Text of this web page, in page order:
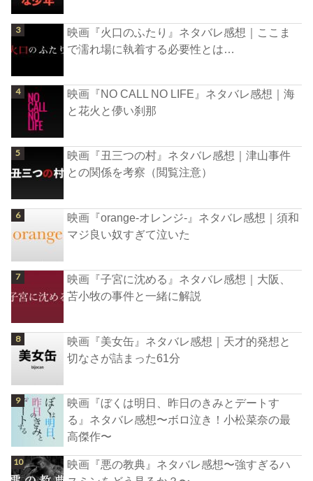
映画『火口のふたり』ネタバレ感想｜ここま
で濡れ場に執着する必要性とは…
映画『NO CALL NO LIFE』ネタバレ感想｜海
と花火と儚い刹那
映画『丑三つの村』ネタバレ感想｜津山事件
との関係を考察（閲覧注意）
映画『orange-オレンジ-』ネタバレ感想｜須和
マジ良い奴すぎて泣いた
映画『子宮に沈める』ネタバレ感想｜大阪、
苫小牧の事件と一緒に解説
映画『美女缶』ネタバレ感想｜天才的発想と
切なさが詰まった61分
映画『ぼくは明日、昨日のきみとデートす
る』ネタバレ感想〜ボロ泣き！小松菜奈の最
高傑作〜
映画『悪の教典』ネタバレ感想〜強すぎるハ